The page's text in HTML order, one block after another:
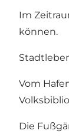
Im
können.
Vom
Die